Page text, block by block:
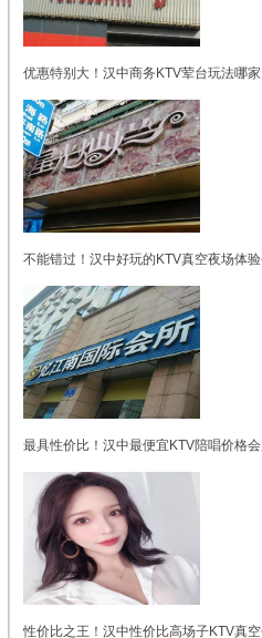
优惠特别大！汉中商务KTV荤台玩法哪
不能错过！汉中好玩的KTV真空夜场体
最具性价比！汉中最便宜KTV陪唱价格
性价比之王！汉中性价比高场子KTV真